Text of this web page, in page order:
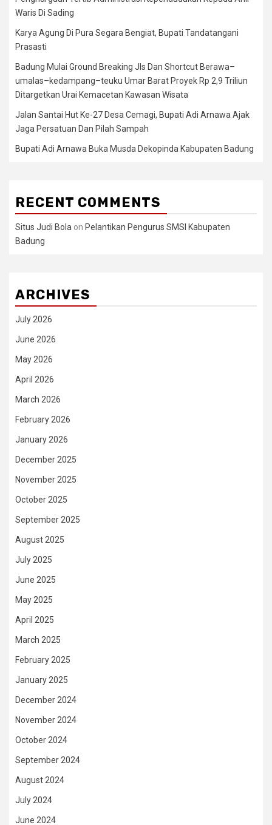
Waris Di Sading
Karya Agung Di Pura Segara Bengiat, Bupati Tandatangani
Prasasti
Badung Mulai Ground Breaking Jls Dan Shortcut Berawa–
umalas–kedampang–teuku Umar Barat Proyek Rp 2,9 Triliun
Ditargetkan Urai Kemacetan Kawasan Wisata
Jalan Santai Hut Ke-27 Desa Cemagi, Bupati Adi Arnawa Ajak
Jaga Persatuan Dan Pilah Sampah
Bupati Adi Arnawa Buka Musda Dekopinda Kabupaten Badung
RECENT COMMENTS
Situs Judi Bola on Pelantikan Pengurus SMSI Kabupaten
Badung
ARCHIVES
July 2026
June 2026
May 2026
April 2026
March 2026
February 2026
January 2026
December 2025
November 2025
October 2025
September 2025
August 2025
July 2025
June 2025
May 2025
April 2025
March 2025
February 2025
January 2025
December 2024
November 2024
October 2024
September 2024
August 2024
July 2024
June 2024